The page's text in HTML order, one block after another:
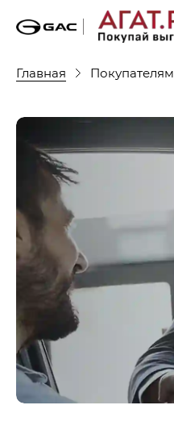
Главная Покупателям